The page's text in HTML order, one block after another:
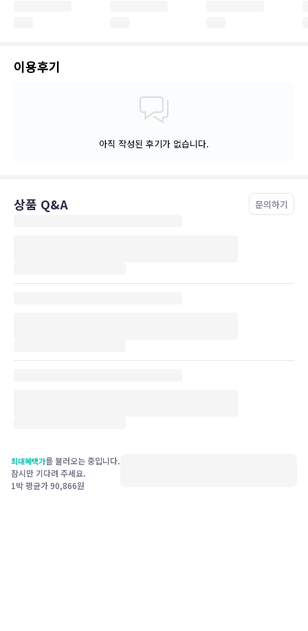
이용후기
아직 작성된 후기가 없습니다.
상품 Q&A 문의하기
최대혜택가를 불러오는 중입니다.
잠시만 기다려 주세요.
1박 평균가90,866원